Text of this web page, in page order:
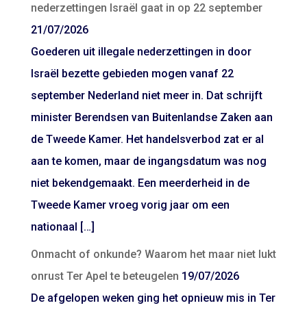
nederzettingen Israël gaat in op 22 september
21/07/2026
Goederen uit illegale nederzettingen in door
Israël bezette gebieden mogen vanaf 22
september Nederland niet meer in. Dat schrijft
minister Berendsen van Buitenlandse Zaken aan
de Tweede Kamer. Het handelsverbod zat er al
aan te komen, maar de ingangsdatum was nog
niet bekendgemaakt. Een meerderheid in de
Tweede Kamer vroeg vorig jaar om een
nationaal […]
Onmacht of onkunde? Waarom het maar niet lukt
onrust Ter Apel te beteugelen 19/07/2026
De afgelopen weken ging het opnieuw mis in Ter